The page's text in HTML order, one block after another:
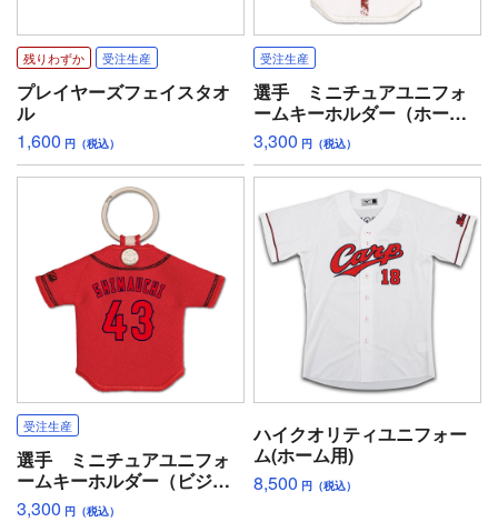
残りわずか 受注生産
プレイヤーズフェイスタオ
ル
1,600 円（税込）
受注生産
選手 ミニチュアユニフォ
ームキーホルダー（ホー
ム）
3,300 円（税込）
受注生産
選手 ミニチュアユニフォ
ームキーホルダー（ビジタ
ー）
3,300 円（税込）
ハイクオリティユニフォー
ム(ホーム用)
8,500 円（税込）